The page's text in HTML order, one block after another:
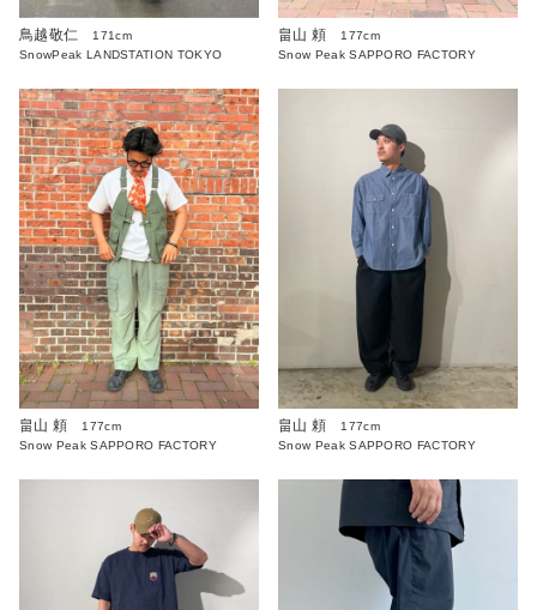
鳥越敬仁
171cm
SnowPeak LANDSTATION TOKYO
畠山 頼
177cm
Snow Peak SAPPORO FACTORY
畠山 頼
177cm
Snow Peak SAPPORO FACTORY
畠山 頼
177cm
Snow Peak SAPPORO FACTORY